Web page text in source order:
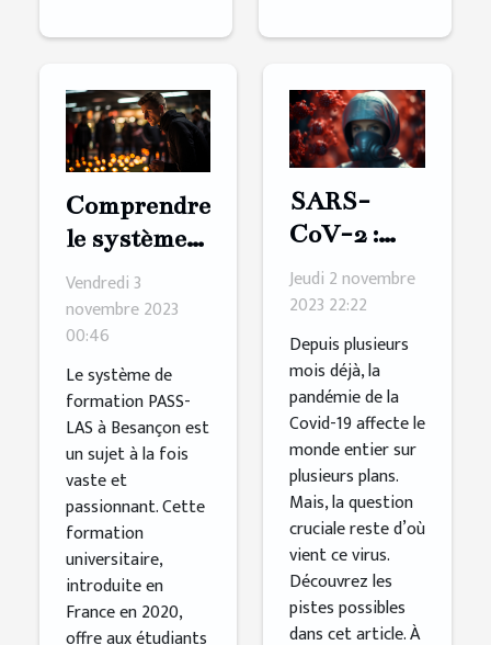
Comprendre
le système
de
formation
PASS-LAS
à Besançon
Vendredi 3
novembre 2023
00:46
Le système de
formation PASS-
LAS à Besançon est
un sujet à la fois
vaste et
passionnant. Cette
formation
universitaire,
introduite en
France en 2020,
offre aux étudiants
SARS-
CoV-2 :
une lettre
pour
connaître
sa vraie
origine ?
Jeudi 2 novembre
2023 22:22
Depuis plusieurs
mois déjà, la
pandémie de la
Covid-19 affecte le
monde entier sur
plusieurs plans.
Mais, la question
cruciale reste d’où
vient ce virus.
Découvrez les
pistes possibles
dans cet article. À